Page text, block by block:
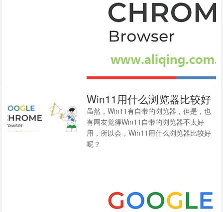
Win11用什么浏览器比较好
虽然，Win11有自带的浏览器，但是，也
有网友觉得Win11自带的浏览器不太好
用，所以会，Win11用什么浏览器比较好
呢？